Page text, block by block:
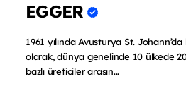
EGGER
1961 yılında Avusturya St.
olarak, dünya genelinde 10 ülkede
bazlı üreticiler arasın...